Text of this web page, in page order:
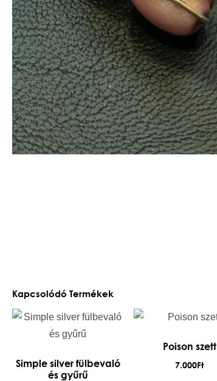
Kapcsolódó Termékek
Simple silver fülbevaló
és gyűrű
Poison szett
7.000Ft